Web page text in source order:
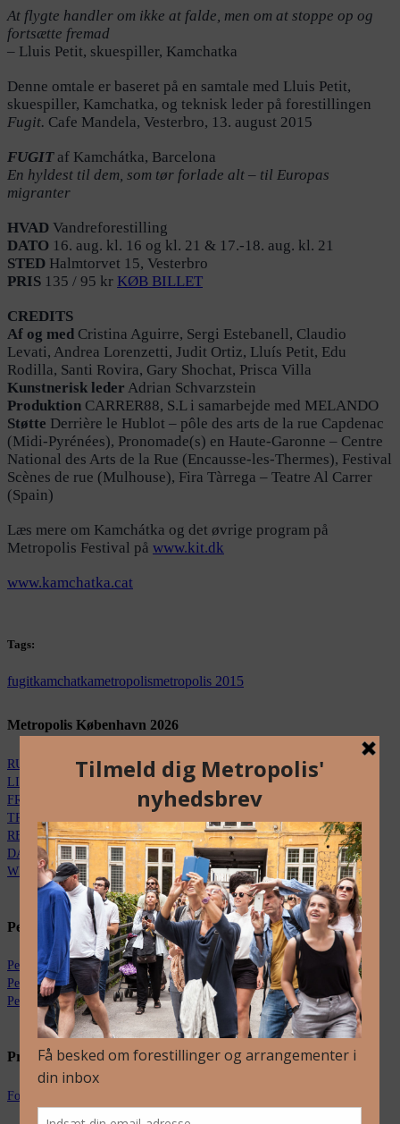
At flygte handler om ikke at falde, men om at stoppe op og
fortsætte fremad
– Lluis Petit, skuespiller, Kamchatka
Denne omtale er baseret på en samtale med Lluis Petit,
skuespiller, Kamchatka, og teknisk leder på forestillingen
Fugit. Cafe Mandela, Vesterbro, 13. august 2015
FUGITaf Kamchátka, Barcelona
En hyldest til dem, som tør forlade alt – til Europas
migranter
HVAD Vandreforestilling
DATO 16. aug. kl. 16 og kl. 21 & 17.-18. aug. kl. 21
STED Halmtorvet 15, Vesterbro
PRIS 135 / 95 kr KØB BILLET
CREDITS
Af og med Cristina Aguirre, Sergi Estebanell, Claudio
Levati, Andrea Lorenzetti, Judit Ortiz, Lluís Petit, Edu
Rodilla, Santi Rovira, Gary Shochat, Prisca Villa
Kunstnerisk leder Adrian Schvarzstein
Produktion CARRER88, S.L i samarbejde med MELANDO
Støtte Derrière le Hublot – pôle des arts de la rue Capdenac
(Midi-Pyrénées), Pronomade(s) en Haute-Garonne – Centre
National des Arts de la Rue (Encausse-les-Thermes), Festival
Scènes de rue (Mulhouse), Fira Tàrrega – Teatre Al Carrer
(Spain)
Læs mere om Kamchátka og det øvrige program på
Metropolis Festival på www.kit.dk
www.kamchatka.cat
Tags:
fugitkamchatkametropolismetropolis 2015
Metropolis København 2026
RUINERNE – Filip Vest & Kai Merke
LIVING MATTERS – Leijten & Bellinkx
FRAMES – Alexander Vantournhout
TRANSLATED – Matiakis & Brown
REWILDING ROOTS – Haff & Vilardo
DANCEGROUND – Boris Charmatz
WHEN FORESTS & ASSEMBLY – Gebran
Performing Landscapes 2026
Performing Landscapes Egedal
Performing Landscapes Køge
Performing Landscapes Guldborgsund
Presse
Fotos